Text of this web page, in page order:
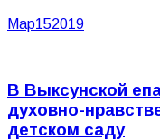
Мар152019
В Выксунской
духовно-
детском саду